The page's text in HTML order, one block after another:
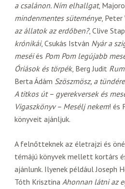
a csalánon. Ním elhallgat,
mindenmentes süteménye, Peter
az állatok az erdőben?, Clive
krónikái, Csukás István Nyár a
meséiés Pom Pom legújabb
Óriások és törpék, Berg Judit
Berta Ádám Szöszmösz, a
A titkos út – gyerekversek és
Vigaszkönyv – Mesélj nekem! és
könyveit ajánljuk.
A felnőtteknek az életrajzi és
témájú könyvek mellett kortárs
ajánlunk. Ilyenek például Joseph
Tóth Krisztina Ahonnan látni az